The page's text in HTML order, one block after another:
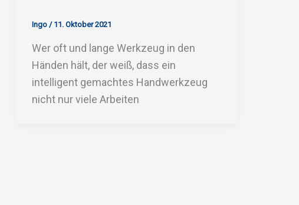
Ingo / 11. Oktober 2021
Wer oft und lange Werkzeug in den
Händen hält, der weiß, dass ein
intelligent gemachtes Handwerkzeug
nicht nur viele Arbeiten